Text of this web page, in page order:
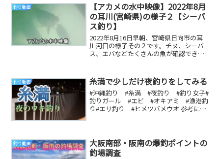
釣り動画
【アカメの水中映像】2022年8月
の耳川(宮崎県)の様子２【シーバ
ス釣り】
2022年8月16日早朝、宮崎県日向市の耳
川河口の様子その２です。チヌ、シーバ
ス、エバなどたくさんの魚が確認できま
釣り動画 糸満で少しだけ夜釣りをしてみる
#沖縄釣り #糸満 #夜釣り #釣り女子#
釣りガール #エビ #オキアミ #漁港釣
り#エサ釣り #ヒメツバメウオ 参考にな
釣り動画
大阪南部・阪南の爆釣ポイントの
釣場調査